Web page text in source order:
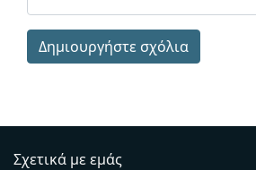
Δημιουργήστε σχόλια
Σχετικά με εμάς